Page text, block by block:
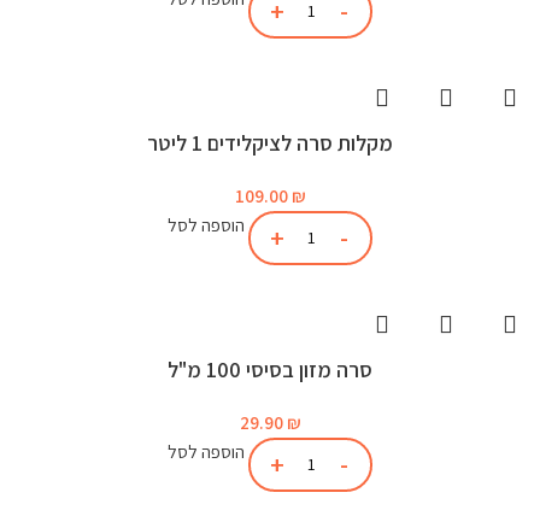
מקלות סרה לציקלידים 1 ליטר
109.00 ₪
הוספה לסל
סרה מזון בסיסי 100 מ"ל
29.90 ₪
הוספה לסל